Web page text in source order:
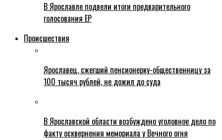
В Ярославле подвели итоги предварительного
голосования ЕР
Происшествия
Ярославец, сжегший пенсионерку-общественницу за
100 тысяч рублей, не дожил до суда
В Ярославской области возбуждено уголовное дело по
факту осквернения мемориала у Вечного огня